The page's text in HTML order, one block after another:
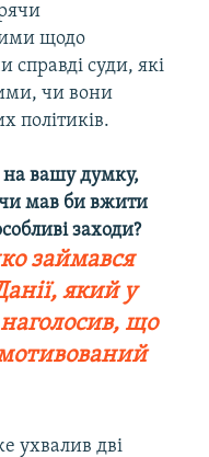
щодо
справді суди, які
чи вони
політиків.
вашу думку,
мав би вжити
заходи?
займався
який у
що
ухвалив дві